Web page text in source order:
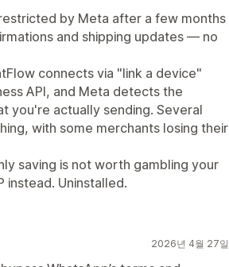
by Meta after a few months
and shipping updates — no
connects via "link a device"
API, and Meta detects the
you're actually sending. Several
with some merchants losing their
saving is not worth gambling your
instead. Uninstalled.
2026년 4월 27일